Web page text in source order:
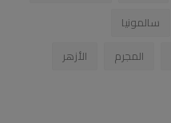
سالمونيا
المجرم
الأزهر